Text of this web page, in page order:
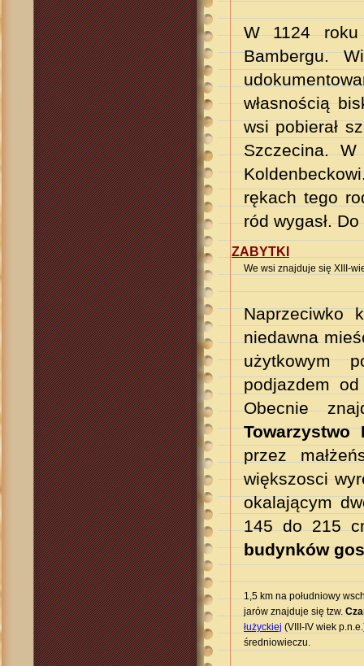
W 1124 roku
Bambergu.
własnością
wsi pobierał
Szczecina.W
rękach tego
ród wygasł.
ZABYTKI
We wsi znajduje się XIII-
Naprzeciwko
niedawna
użytkowym
podjazdem
Obecnie
Towarzystwo
przez
większosci
okalającym
145 do 215
budynków
1,5 km na południowy
jarów znajduje się tzw.
łużyckiej (VIII-IV wiek
średniowieczu.